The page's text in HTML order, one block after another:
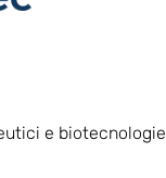
e biotecnologie